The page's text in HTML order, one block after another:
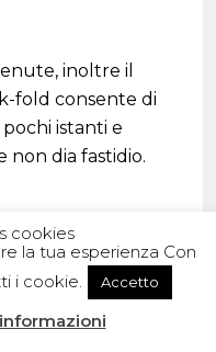
inoltre il
fold consente di
istanti e
non dia fastidio.
differenti
preimpostate, così
al proprio
cookies
la tua esperienza Con
i cookie.
Accetto